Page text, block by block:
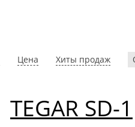
Цена Хиты продаж
TEGAR SD-1